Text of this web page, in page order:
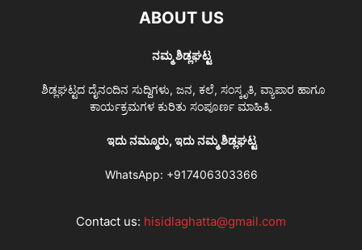
ABOUT US
ನಮ್ಮ ಶಿಡ್ಲಘಟ್ಟ
ಶಿಡ್ಲಘಟ್ಟದ ದೈನಂದಿನ ಸುದ್ದಿಗಳು, ಜನ, ಕಲೆ, ಸಂಸ್ಕೃತಿ, ವ್ಯಾಪಾರ ಹಾಗೂ
ಕಾರ್ಯಕ್ರಮಗಳ ಕುರಿತು ಸಂಪೂರ್ಣ ಮಾಹಿತಿ.
ಇದು ನಮ್ಮೂರು, ಇದು ನಮ್ಮ ಶಿಡ್ಲಘಟ್ಟ
WhatsApp: +917406303366
Contact us: hisidlaghatta@gmail.com